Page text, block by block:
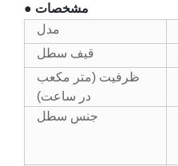
● مشخصات
مدل
قیف سطل
ظرفیت (متر مکعب
در ساعت)
جنس سطل